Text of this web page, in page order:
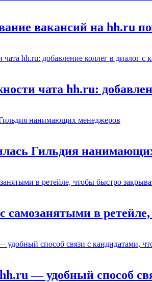
вакансий на hh.ru
чата hh.ru:
Гильдия
самозанятыми в
— удобный способ